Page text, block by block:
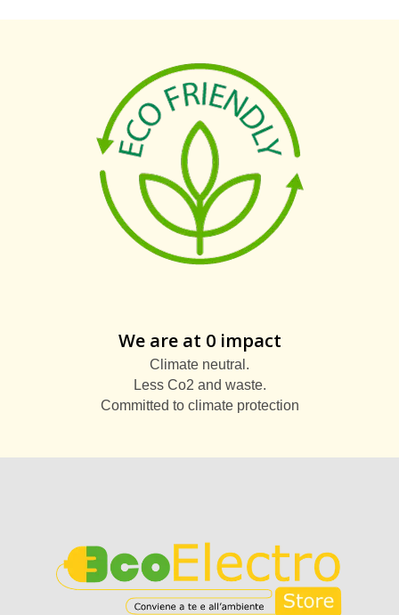
We are at 0 impact
Climate neutral.
Less Co2 and waste.
Committed to climate protection